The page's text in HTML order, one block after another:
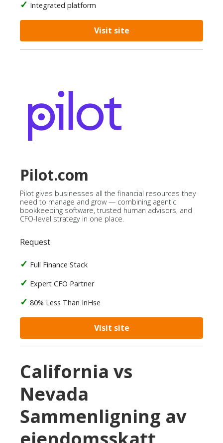
Integrated platform
Visit site
Pilot.com
Pilot gives businesses all the financial resources they
need to manage and grow — combining agentic
bookkeeping software, trusted human advisors, and
CFO-level strategy in one place.
Request
Full Finance Stack
Expert CFO Partner
80% Less Than InHse
Visit site
California vs
Nevada
Sammenligning av